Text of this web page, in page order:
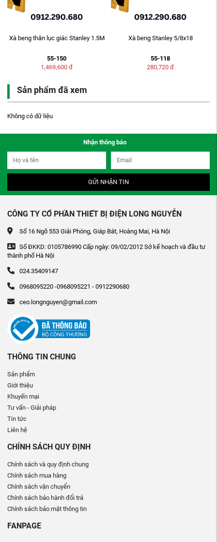
Xà beng thân lục giác Stanley 1.5M
55-150
1,469,600 đ
Xà beng Stanley 5/8x18
55-118
280,720 đ
Sản phẩm đã xem
Không có dữ liệu
Nhận thông báo
GỬI NHẬN TIN
CÔNG TY CỔ PHẦN THIẾT BỊ ĐIỆN LONG NGUYỄN
Số 16 Ngõ 553 Giải Phóng, Giáp Bát, Hoàng Mai, Hà Nội
Số ĐKKD: 0105786990 Cấp ngày: 09/02/2012 Sở kế hoạch và đầu tư
thành phố Hà Nội
024.35409147
0968095220 -0968095221 - 0912290680
ceo.longnguyen@gmail.com
THÔNG TIN CHUNG
Sản phẩm
Giới thiệu
Khuyến mại
Tư vấn - Giải pháp
Tin tức
Liên hệ
CHÍNH SÁCH QUY ĐỊNH
Chính sách và quy định chung
Chính sách mua hàng
Chính sách vận chuyển
Chính sách bảo hành đổi trả
Chính sách bảo mật thông tin
FANPAGE